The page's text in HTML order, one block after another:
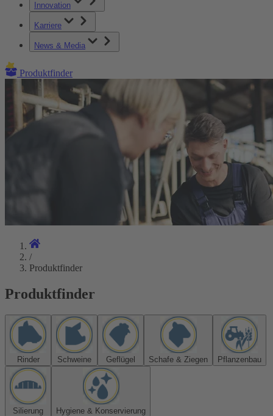
Innovation
Karriere
News & Media
Produktfinder
/
Produktfinder
Produktfinder
Rinder Schweine Geflügel Schafe & Ziegen Pflanzenbau
Silierung Hygiene & Konservierung